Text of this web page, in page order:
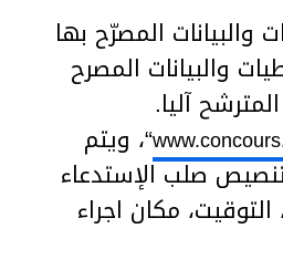
المصرّح بها
والبيانات المصرح
آليا.
“، ويتم
صلب الإستدعاء
مكان اجراء